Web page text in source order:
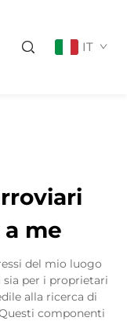
IT
me
del mio luogo
per i proprietari
alla ricerca di
componenti